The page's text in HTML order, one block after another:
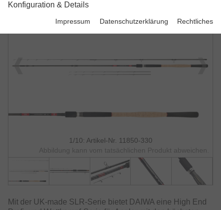
1/10: Artikel-Nr. 11850-330
Abbildung kann vom tatsächlichen Produkt abweichen.
Mit der UK-made SLR-Serie bietet DAIWA eine High End
Konfiguration & Details
Impressum Datenschutzerklärung Rechtliches